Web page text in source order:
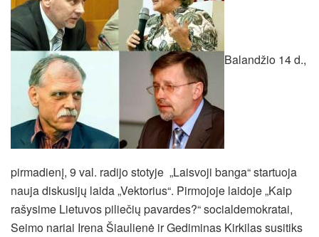
Balandžio 14 d.,
pirmadienį, 9 val. radijo stotyje „Laisvoji banga“ startuoja
nauja diskusijų laida „Vektorius“. Pirmojoje laidoje „Kaip
rašysime Lietuvos piliečių pavardes?“ socialdemokratai,
Seimo nariai Irena Šiaulienė ir Gediminas Kirkilas susitiks